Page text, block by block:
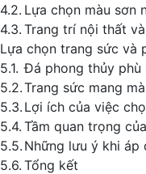
Lựa chọn màu sơn
Trang trí nội thất
Lựa chọn trang sức và
Đá phong thủy phù
Trang sức mang
Lợi ích của việc
Tầm quan trọng
Những lưu ý khi áp
Tổng kết